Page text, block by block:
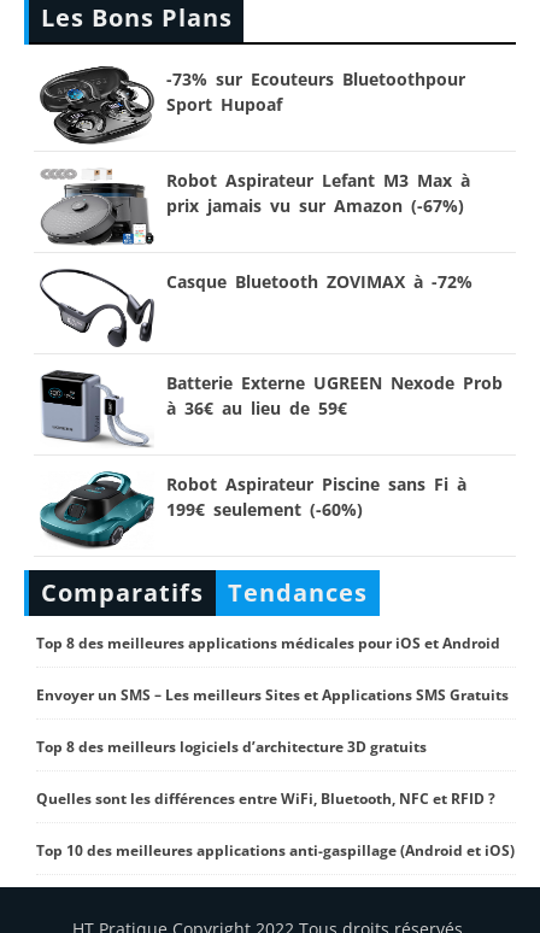
Les Bons Plans
-73% sur Ecouteurs Bluetoothpour
Sport Hupoaf
Robot Aspirateur Lefant M3 Max à
prix jamais vu sur Amazon (-67%)
Casque Bluetooth ZOVIMAX à -72%
Batterie Externe UGREEN Nexode Prob
à 36€ au lieu de 59€
Robot Aspirateur Piscine sans Fi à
199€ seulement (-60%)
Comparatifs Tendances
Top 8 des meilleures applications médicales pour iOS et Android
Envoyer un SMS – Les meilleurs Sites et Applications SMS Gratuits
Top 8 des meilleurs logiciels d’architecture 3D gratuits
Quelles sont les différences entre WiFi, Bluetooth, NFC et RFID ?
Top 10 des meilleures applications anti-gaspillage (Android et iOS)